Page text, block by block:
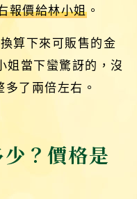
報價給林小姐。
算下來可販售的金
姐當下蠻驚訝的，沒
了兩倍左右。
？價格是